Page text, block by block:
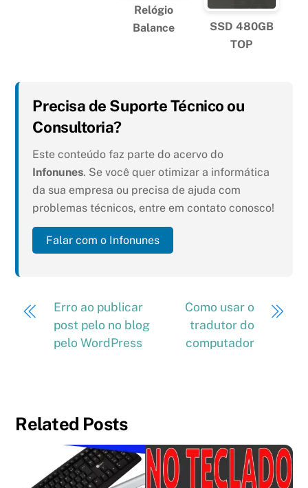
Relógio
Balance
SSD 480GB
TOP
Precisa de Suporte Técnico ou
Consultoria?
Este conteúdo faz parte do acervo do
Infonunes. Se você quer otimizar a informática
da sua empresa ou precisa de ajuda com
problemas técnicos, entre em contato conosco!
Falar com o Infonunes
Erro ao publicar
post pelo no blog
pelo WordPress
Como usar o
tradutor do
computador
Related Posts